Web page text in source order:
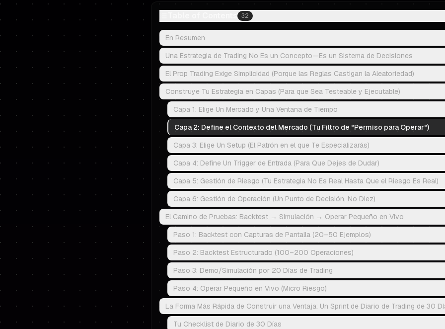
32
En Resumen
Una Estrategia de Trading No Es un Concepto—Es un Sistema de Decisiones
El Prop Trading Exige Simplicidad (Porque las Reglas Castigan la Aleatoriedad)
Construye Tu Estrategia en Capas (Para que Sea Testeable y Ejecutable)
Capa 1: Elige Un Mercado y Una Ventana de Tiempo
Capa 2: Define el Contexto del Mercado (Tu Filtro de "Permiso para Operar")
Capa 3: Elige Un Setup (El Patrón en el que Te Especializarás)
Capa 4: Define Un Trigger de Entrada (Para Que Dejes de Dudar)
Capa 5: Gestión de Riesgo (Tu Estrategia No Es Real Hasta Que el Riesgo Es Real)
Capa 6: Gestión de Operación (Un Punto de Decisión, No Diez)
El Camino de Pruebas: Backtest → Simulación → Operar Pequeño en Vivo
Paso 1: Backtest con Capturas de Pantalla (20–50 Ejemplos)
Paso 2: Backtest Estructurado (100–200 Operaciones)
Paso 3: Demo/Simulación por 20 Días de Trading
Paso 4: Operar Pequeño en Vivo (Micro Riesgo)
La Forma Más Rápida de Construir una Ventaja: Un Sprint de Diario de Trading de 30
Tu Checklist de Diario de 30 Días